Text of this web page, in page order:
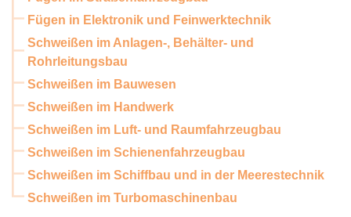
Fügen in Elektronik und Feinwerktechnik
Schweißen im Anlagen-, Behälter- und
Rohrleitungsbau
Schweißen im Bauwesen
Schweißen im Handwerk
Schweißen im Luft- und Raumfahrzeugbau
Schweißen im Schienenfahrzeugbau
Schweißen im Schiffbau und in der Meerestechnik
Schweißen im Turbomaschinenbau